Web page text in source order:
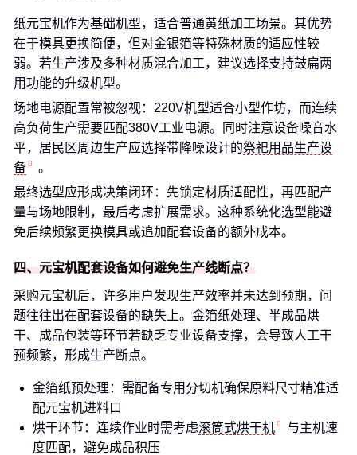
纸元宝机作为基础机型，适合普通黄纸加工场景。其优势
在于模具更换简便，但对金银箔等特殊材质的适应性较
弱。若生产涉及多种材质混合加工，建议选择支持鼓扁两
用功能的升级机型。
场地电源配置常被忽视：220V机型适合小型作坊，而连续
高负荷生产需要匹配380V工业电源。同时注意设备噪音水
平，居民区周边生产应选择带降噪设计的祭祀用品生产设
备
。
最终选型应形成决策闭环：先锁定材质适配性，再匹配产
量与场地限制，最后考虑扩展需求。这种系统化选型能避
免后续频繁更换模具或追加配套设备的额外成本。
四、元宝机配套设备如何避免生产线断点？
采购元宝机后，许多用户发现生产效率并未达到预期，问
题往往出在配套设备的缺失上。金箔纸处理、半成品烘
干、成品包装等环节若缺乏专业设备支撑，会导致人工干
预频繁，形成生产断点。
金箔纸预处理：需配备专用分切机确保原料尺寸精准适
配元宝机进料口
烘干环节：连续作业时需考虑滚筒式烘干机
与主机速
度匹配，避免成品积压